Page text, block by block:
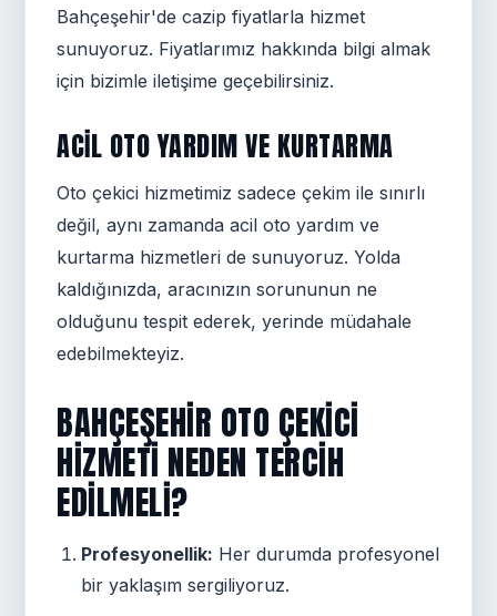
Bahçeşehir'de cazip fiyatlarla hizmet
sunuyoruz. Fiyatlarımız hakkında bilgi almak
için bizimle iletişime geçebilirsiniz.
ACIL OTO YARDIM VE KURTARMA
Oto çekici hizmetimiz sadece çekim ile sınırlı
değil, aynı zamanda acil oto yardım ve
kurtarma hizmetleri de sunuyoruz. Yolda
kaldığınızda, aracınızın sorununun ne
olduğunu tespit ederek, yerinde müdahale
edebilmekteyiz.
BAHÇEŞEHIR OTO ÇEKICI
HIZMETI NEDEN TERCIH
EDILMELI?
Profesyonellik: Her durumda profesyonel
bir yaklaşım sergiliyoruz.